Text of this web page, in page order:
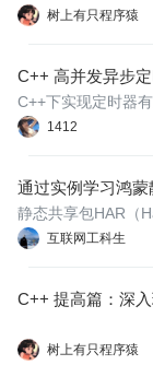
树上有只程序猿
初始化成员变量。
C++ 高并发异步
1412
C++下实现定时器
的《Workflow架构
美！
通过实例学习鸿
互联网工科生
静态共享包HAR（
共享，可以包含代
C++ 提高篇：深
树上有只程序猿